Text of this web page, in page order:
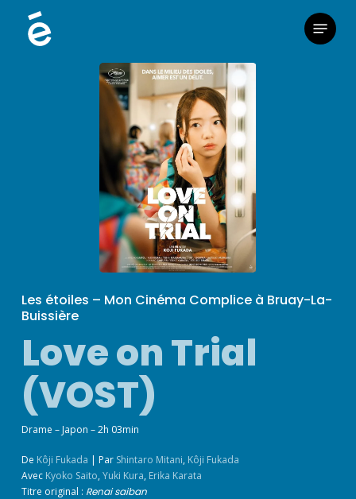
Menu
Les étoiles – Mon Cinéma Complice à Bruay-La-
Buissière
Love on Trial
(VOST)
Drame – Japon – 2h 03min
De Kôji Fukada | Par Shintaro Mitani, Kôji Fukada
Avec Kyoko Saito,Yuki Kura, Erika Karata
Titre original : Renai saiban